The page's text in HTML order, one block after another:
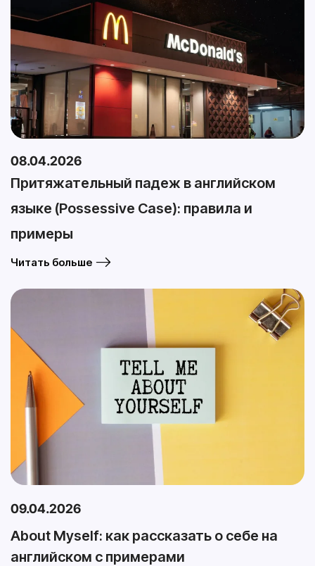
08.04.2026
Притяжательный падеж в английском
языке (Possessive Case): правила и
примеры
Читать больше
09.04.2026
About Myself: как рассказать о себе на
английском с примерами